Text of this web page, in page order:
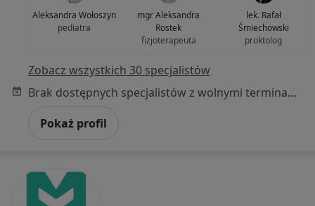
Aleksandra Wołoszyn
pediatra
mgr Aleksandra
Rostek
fizjoterapeuta
lek. Rafał
Śmiechowski
proktolog
Zobacz wszystkich 30 specjalistów
Brak dostępnych specjalistów z wolnymi terminami w tym centrum medycznym.
Pokaż profil